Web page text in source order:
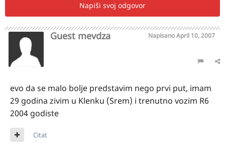
Napiši svoj odgovor
Guest mevdza NapisanoApril 10, 2007
evo da se malo bolje predstavim nego prvi put, imam
29 godina zivim u Klenku (Srem) i trenutno vozim R6
2004 godiste
Citat